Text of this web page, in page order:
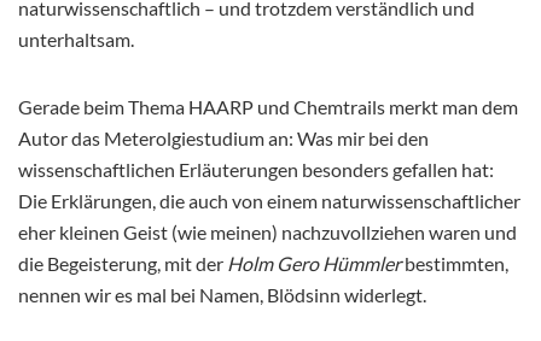
naturwissenschaftlich – und trotzdem verständlich und
unterhaltsam.
Gerade beim Thema HAARP und Chemtrails merkt man dem
Autor das Meterolgiestudium an: Was mir bei den
wissenschaftlichen Erläuterungen besonders gefallen hat:
Die Erklärungen, die auch von einem naturwissenschaftlicher
eher kleinen Geist (wie meinen) nachzuvollziehen waren und
die Begeisterung, mit der Holm Gero Hümmlerbestimmten,
nennen wir es mal bei Namen, Blödsinn widerlegt.